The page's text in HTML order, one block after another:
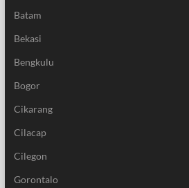
Batam
Bekasi
Bengkulu
Bogor
Cikarang
Cilacap
Cilegon
Gorontalo